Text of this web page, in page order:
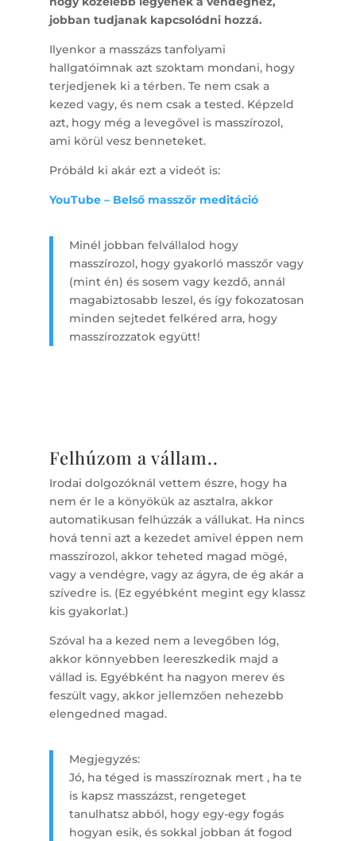
jobban tudjanak kapcsolódni hozzá.
Ilyenkor a masszázs tanfolyami
hallgatóimnak azt szoktam mondani, hogy
terjedjenek ki a térben. Te nem csak a
kezed vagy, és nem csak a tested. Képzeld
azt, hogy még a levegővel is masszírozol,
ami körül vesz benneteket.
Próbáld ki akár ezt a videót is:
YouTube – Belső masszőr meditáció
Minél jobban felvállalod hogy
masszírozol, hogy gyakorló masszőr vagy
(mint én) és sosem vagy kezdő, annál
magabiztosabb leszel, és így fokozatosan
minden sejtedet felkéred arra, hogy
masszírozzatok együtt!
Felhúzom a vállam..
Irodai dolgozóknál vettem észre, hogy ha
nem ér le a könyökük az asztalra, akkor
automatikusan felhúzzák a vállukat. Ha nincs
hová tenni azt a kezedet amivel éppen nem
masszírozol, akkor teheted magad mögé,
vagy a vendégre, vagy az ágyra, de ég akár a
szívedre is. (Ez egyébként megint egy klassz
kis gyakorlat.)
Szóval ha a kezed nem a levegőben lóg,
akkor könnyebben leereszkedik majd a
vállad is. Egyébként ha nagyon merev és
feszült vagy, akkor jellemzően nehezebb
elengedned magad.
Megjegyzés:
Jó, ha téged is masszíroznak mert , ha te
is kapsz masszázst, rengeteget
tanulhatsz abból, hogy egy-egy fogás
hogyan esik, és sokkal jobban át fogod